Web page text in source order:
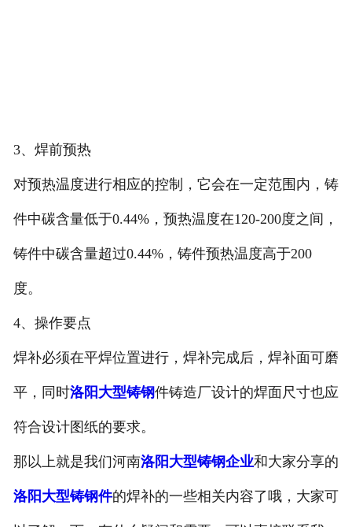
3、焊前预热
对预热温度进行相应的控制，它会在一定范围内，铸
件中碳含量低于0.44%，预热温度在120-200度之间，
铸件中碳含量超过0.44%，铸件预热温度高于200
度。
4、操作要点
焊补必须在平焊位置进行，焊补完成后，焊补面可磨
平，同时洛阳大型铸钢件铸造厂设计的焊面尺寸也应
符合设计图纸的要求。
那以上就是我们河南洛阳大型铸钢企业和大家分享的
洛阳大型铸钢件的焊补的一些相关内容了哦，大家可